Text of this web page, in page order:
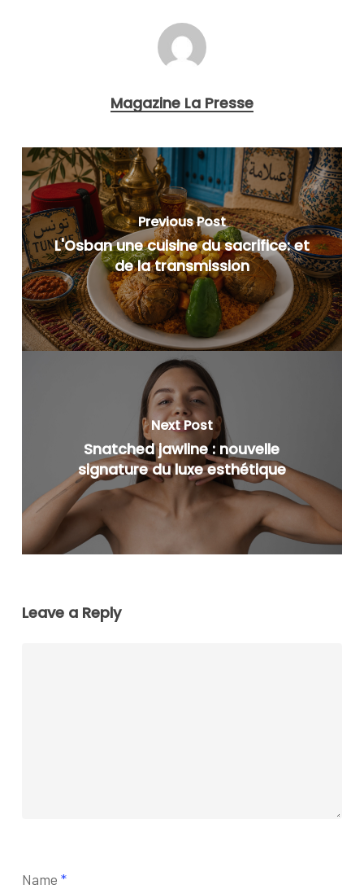
Magazine La Presse
Previous Post
L'Osban une cuisine du sacrifice: et
de la transmission
Next Post
Snatched jawline : nouvelle
signature du luxe esthétique
Leave a Reply
Name *